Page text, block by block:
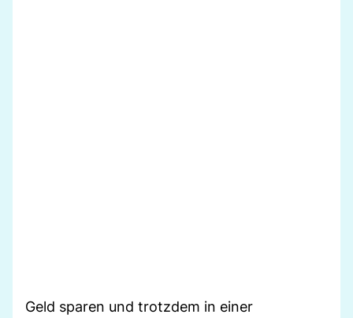
Geld sparen und trotzdem in einer